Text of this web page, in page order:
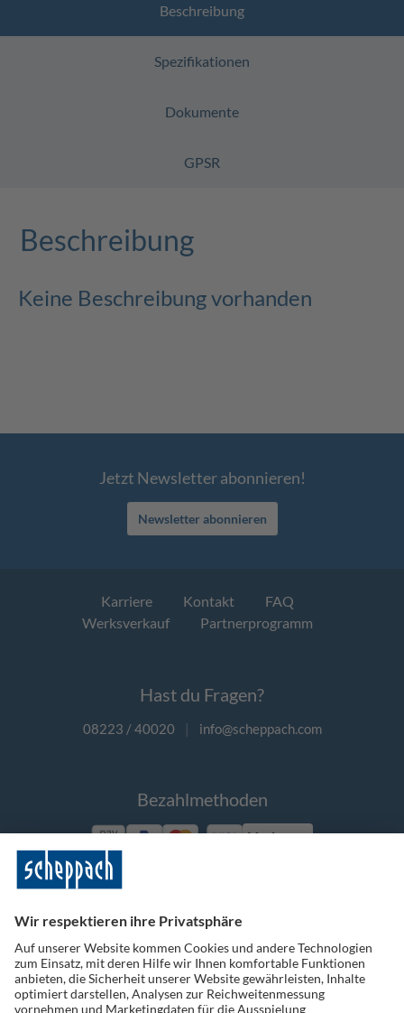
Beschreibung
Spezifikationen
Dokumente
GPSR
Beschreibung
Keine Beschreibung vorhanden
Jetzt Newsletter abonnieren!
Newsletter abonnieren
Karriere Kontakt
FAQ
Werksverkauf
Partnerprogramm
Hast du Fragen?
08223 / 40020 | info@scheppach.com
Bezahlmethoden
Vorkasse
Folge uns auf Social Media